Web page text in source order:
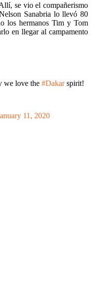
se vio el compañerismo
Sanabria lo llevó 80
los hermanos Tim y Tom
en llegar al campamento
we love the #Dakarspirit!
11, 2020